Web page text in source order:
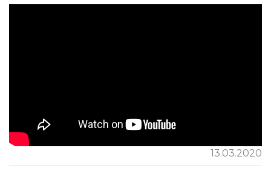
13.03.2020